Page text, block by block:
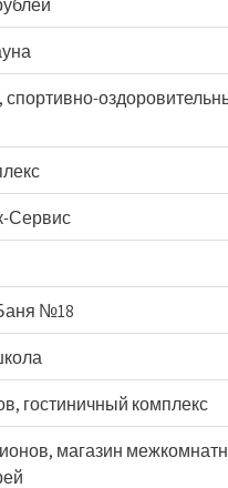
спортивно-
Сервис
№18
гостиничный комплекс
магазин